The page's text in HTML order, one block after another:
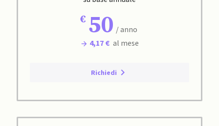
50 / anno
4,17 € al mese
Richiedi